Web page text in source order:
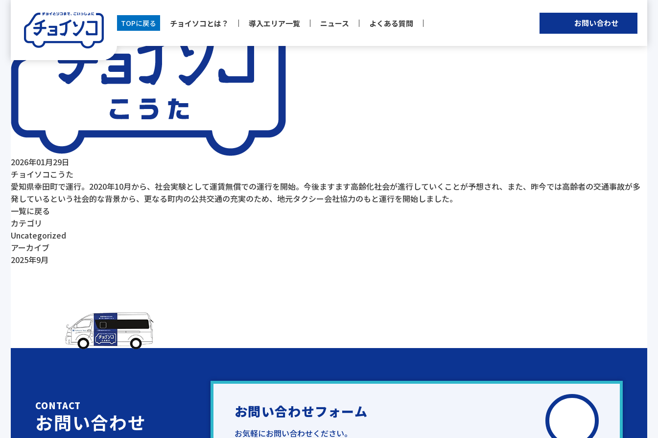
TOPに戻る チョイソコとは？ 導入エリア一覧 ニュース よくある質問 お問い合わせ
2026年01月29日
チョイソコこうた
愛知県幸田町で運行。2020年10月から、社会実験として運賃無償での運行を開始。今後ますます高齢化社会が進行していくことが予想され、また、昨今では高齢者の交通事故が多
発しているという社会的な背景から、更なる町内の公共交通の充実のため、地元タクシー会社協力のもと運行を開始しました。
一覧に戻る
カテゴリ
Uncategorized
アーカイブ
2025年9月
CONTACT
お問い合わせ お問い合わせフォーム
お気軽にお問い合わせください。